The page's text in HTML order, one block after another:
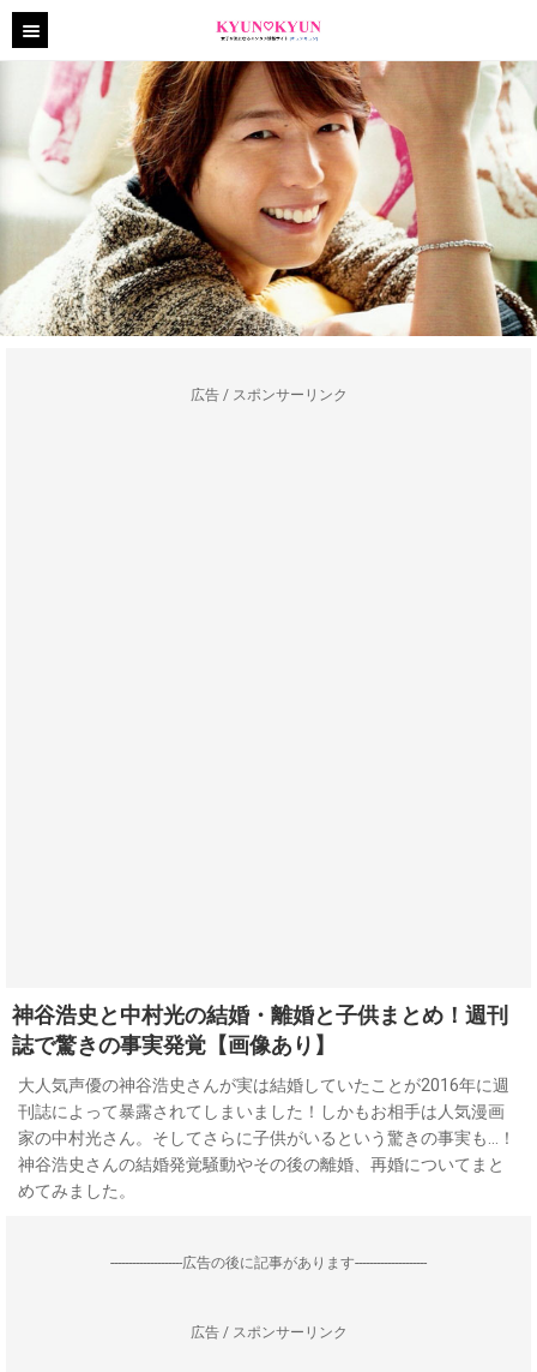
広告 / スポンサーリンク
神谷浩史と中村光の結婚・離婚と子供まとめ！週刊
誌で驚きの事実発覚【画像あり】
大人気声優の神谷浩史さんが実は結婚していたことが2016年に週
刊誌によって暴露されてしまいました！しかもお相手は人気漫画
家の中村光さん。そしてさらに子供がいるという驚きの事実も…！
神谷浩史さんの結婚発覚騒動やその後の離婚、再婚についてまと
めてみました。
--------------------広告の後に記事があります--------------------
広告 / スポンサーリンク